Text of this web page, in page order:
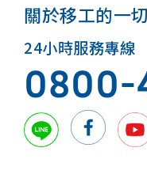
關於移工的一
24小時服務專線
0800-